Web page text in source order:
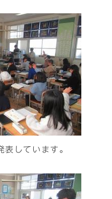
表しています。